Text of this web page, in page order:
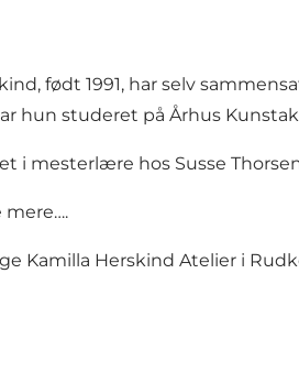
født 1991, har selv
hun studeret på Århus
i mesterlære hos Susse
mere….
Kamilla Herskind Atelier i